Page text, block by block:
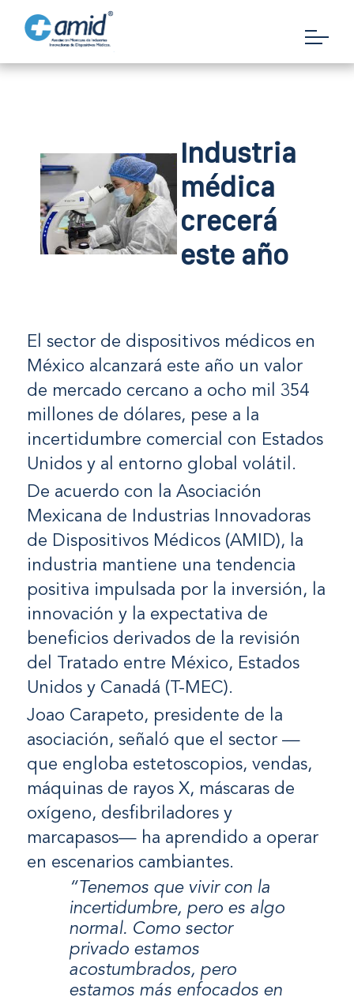
Industria
médica
crecerá
este año
El sector de dispositivos médicos en
México alcanzará este año un valor
de mercado cercano a ocho mil 354
millones de dólares, pese a la
incertidumbre comercial con Estados
Unidos y al entorno global volátil.
De acuerdo con la Asociación
Mexicana de Industrias Innovadoras
de Dispositivos Médicos (AMID), la
industria mantiene una tendencia
positiva impulsada por la inversión, la
innovación y la expectativa de
beneficios derivados de la revisión
del Tratado entre México, Estados
Unidos y Canadá (T-MEC).
Joao Carapeto, presidente de la
asociación, señaló que el sector —
que engloba estetoscopios, vendas,
máquinas de rayos X, máscaras de
oxígeno, desfibriladores y
marcapasos— ha aprendido a operar
en escenarios cambiantes.
“Tenemos que vivir con la
incertidumbre, pero es algo
normal. Como sector
privado estamos
acostumbrados, pero
estamos más enfocados en